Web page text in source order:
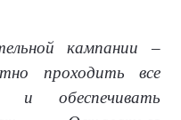
кампании –
проходить все
и обеспечивать